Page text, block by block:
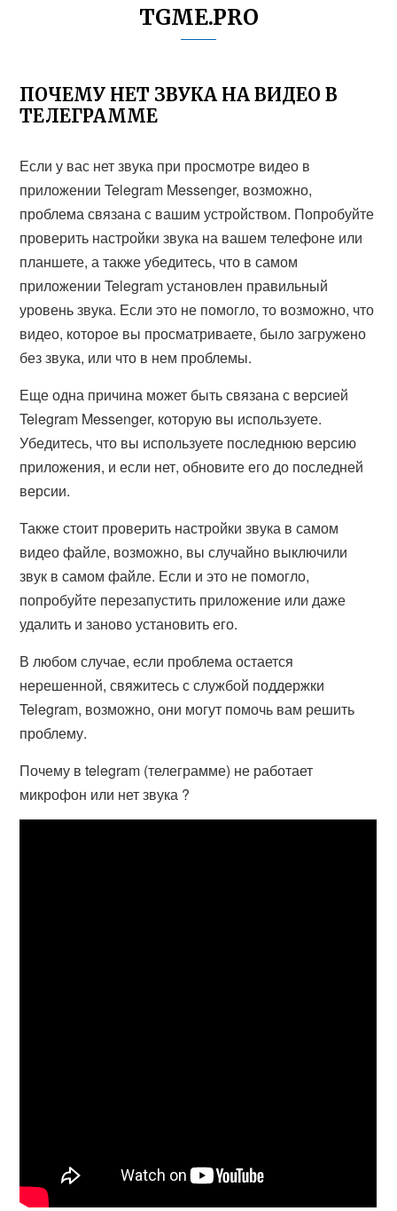
TGME.PRO
ПОЧЕМУ НЕТ ЗВУКА НА ВИДЕО В
ТЕЛЕГРАММЕ
Если у вас нет звука при просмотре видео в
приложении Telegram Messenger, возможно,
проблема связана с вашим устройством. Попробуйте
проверить настройки звука на вашем телефоне или
планшете, а также убедитесь, что в самом
приложении Telegram установлен правильный
уровень звука. Если это не помогло, то возможно, что
видео, которое вы просматриваете, было загружено
без звука, или что в нем проблемы.
Еще одна причина может быть связана с версией
Telegram Messenger, которую вы используете.
Убедитесь, что вы используете последнюю версию
приложения, и если нет, обновите его до последней
версии.
Также стоит проверить настройки звука в самом
видео файле, возможно, вы случайно выключили
звук в самом файле. Если и это не помогло,
попробуйте перезапустить приложение или даже
удалить и заново установить его.
В любом случае, если проблема остается
нерешенной, свяжитесь с службой поддержки
Telegram, возможно, они могут помочь вам решить
проблему.
Почему в telegram (телеграмме) не работает
микрофон или нет звука ?